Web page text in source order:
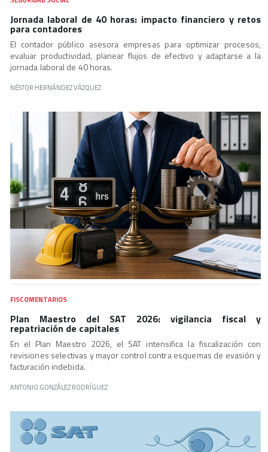
Jornada laboral de 40 horas: impacto financiero y retos
para contadores
El contador público asesora empresas para optimizar procesos,
evaluar productividad, planear flujos de efectivo y adaptarse a la
jornada laboral de 40 horas.
NÉSTOR HERNÁNDEZ VÁZQUEZ
FISCOMENTARIOS
Plan Maestro del SAT 2026: vigilancia fiscal y
repatriación de capitales
En el Plan Maestro 2026, el SAT intensifica la fiscalización con
revisiones selectivas y mayor control contra esquemas de evasión y
facturación indebida.
ANTONIO GONZÁLEZ RODRÍGUEZ